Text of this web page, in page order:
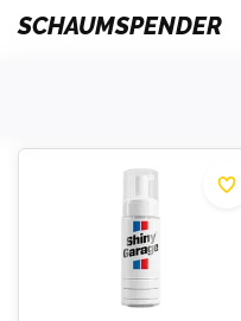
SCHAUMSPENDER